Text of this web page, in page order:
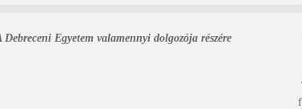
Debreceni Egyetem valamennyi dolgozója